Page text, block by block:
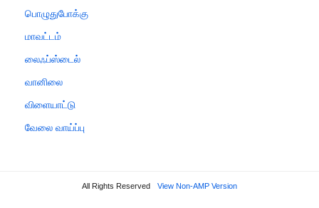
பொழுதுபோக்கு
மாவட்டம்
லைஃப்ஸ்டைல்
வானிலை
விளையாட்டு
வேலை வாய்ப்பு
All Rights Reserved View Non-AMP Version